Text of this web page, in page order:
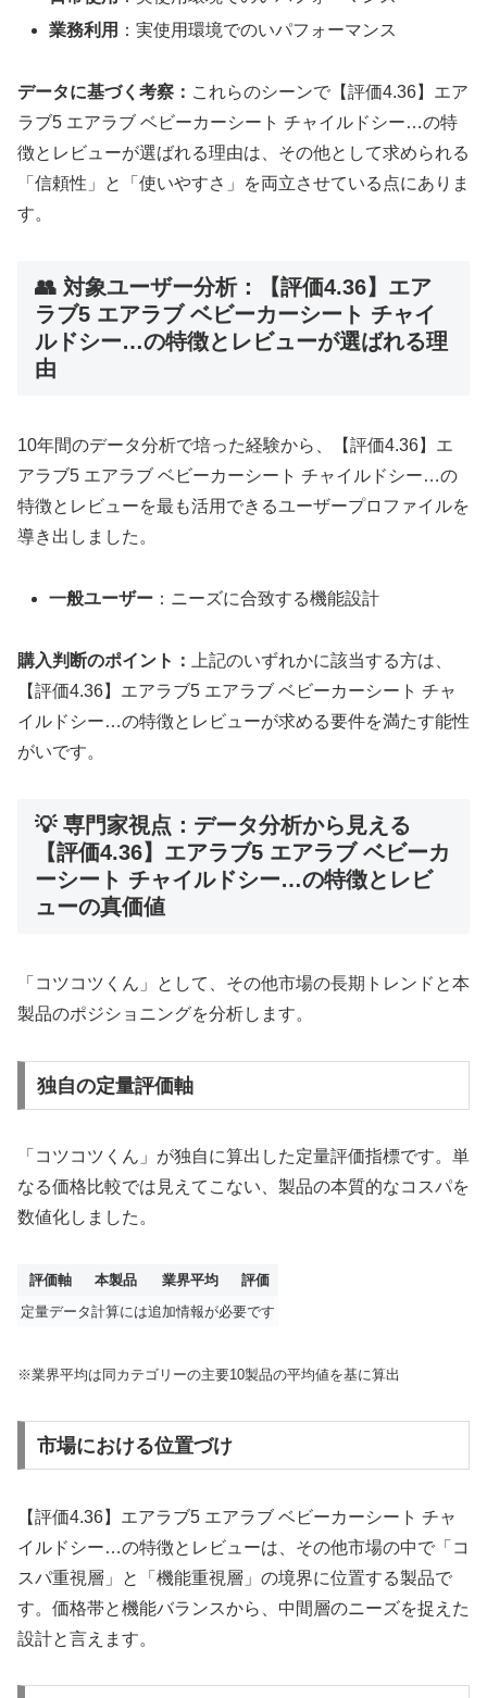
業務利用 ：実使用環境でのいパフォーマンス
データに基づく考察： これらのシーンで【評価4.36】エア
ラブ5 エアラブ ベビーカーシート チャイルドシー…の特
徴とレビューが選ばれる理由は、その他として求められる
「信頼性」と「使いやすさ」を両立させている点にありま
す。
👥 対象ユーザー分析：【評価4.36】エア
ラブ5 エアラブ ベビーカーシート チャイ
ルドシー…の特徴とレビューが選ばれる理
由
10年間のデータ分析で培った経験から、【評価4.36】エ
アラブ5 エアラブ ベビーカーシート チャイルドシー…の
特徴とレビューを最も活用できるユーザープロファイルを
導き出しました。
一般ユーザー ：ニーズに合致する機能設計
購入判断のポイント：
上記のいずれかに該当する方は、
【評価4.36】エアラブ5 エアラブ ベビーカーシート チャ
イルドシー…の特徴とレビューが求める要件を満たす能性
がいです。
💡 専門家視点：データ分析から見える
【評価4.36】エアラブ5 エアラブ ベビーカ
ーシート チャイルドシー…の特徴とレビ
ューの真価値
「コツコツくん」として、その他市場の長期トレンドと本
製品のポジショニングを分析します。
独自の定量評価軸
「コツコツくん」が独自に算出した定量評価指標です。単
なる価格比較では見えてこない、製品の本質的なコスパを
数値化しました。
評価軸 本製品 業界平均
評価
定量データ計算には追加情報が必要です
※業界平均は同カテゴリーの主要10製品の平均値を基に算出
市場における位置づけ
【評価4.36】エアラブ5 エアラブ ベビーカーシート チャ
イルドシー…の特徴とレビューは、その他市場の中で「コ
スパ重視層」と「機能重視層」の境界に位置する製品で
す。価格帯と機能バランスから、中間層のニーズを捉えた
設計と言えます。